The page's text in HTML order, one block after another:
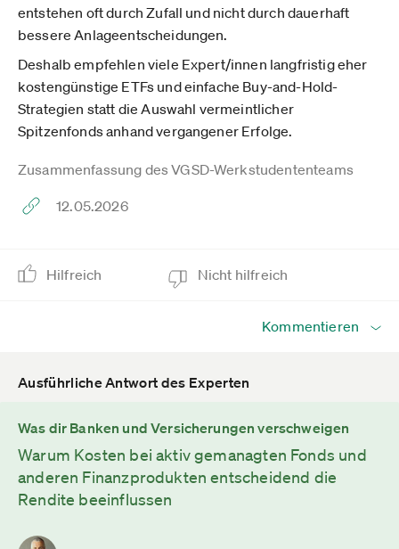
entstehen oft durch Zufall und nicht durch dauerhaft
bessere Anlageentscheidungen.
Deshalb empfehlen viele Expert/innen langfristig eher
kostengünstige ETFs und einfache Buy-and-Hold-
Strategien statt die Auswahl vermeintlicher
Spitzenfonds anhand vergangener Erfolge.
Zusammenfassung des VGSD-Werkstudententeams
12.05.2026
Hilfreich Nicht hilfreich
Kommentieren
Ausführliche Antwort des Experten
Was dir Banken und Versicherungen verschweigen
Warum Kosten bei aktiv gemanagten Fonds und
anderen Finanzprodukten entscheidend die
Rendite beeinflussen